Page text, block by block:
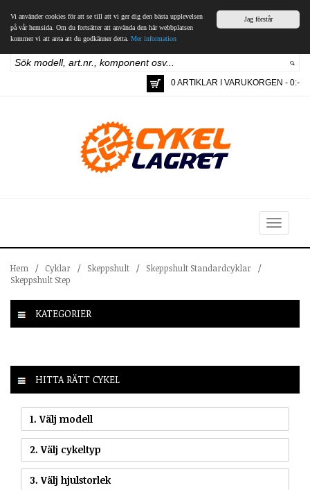
Jag förstår
Vi använder cookies för att se till att vi ger dig den bästa upplevelsen
på vår hemsida. Om du fortsätter att använda den här webbplatsen
kommer vi att anta att du godkänner detta. Mer information
0 ARTIKLAR I VARUKORGEN - 0:-
Toggle
navigation
Hem / Cyklar / Skeppshult / Skeppshult Standardcyklar
/
Skeppshult Step
KATEGORIER
HITTA RÄTT CYKEL
1. Välj modell
2. Välj cykeltyp
3. Välj hjulstorlek